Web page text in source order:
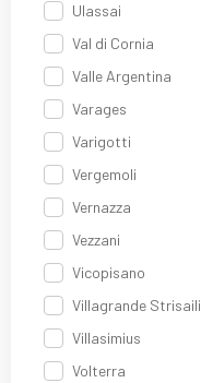
Ulassai
Val di Cornia
Valle Argentina
Varages
Varigotti
Vergemoli
Vernazza
Vezzani
Vicopisano
Villagrande Strisaili
Villasimius
Volterra